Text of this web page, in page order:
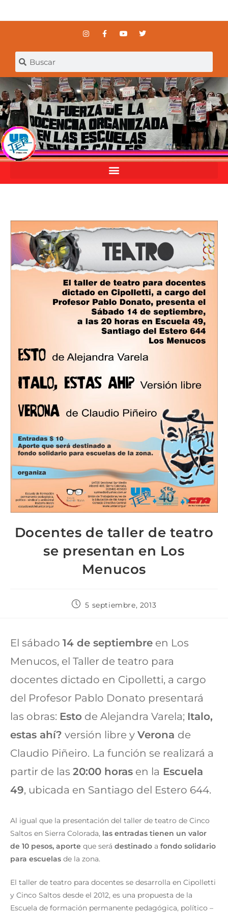
Docentes de taller de teatro
se presentan en Los
Menucos
5 septiembre, 2013
El sábado 14 de septiembre en Los
Menucos, el Taller de teatro para
docentes dictado en Cipolletti, a cargo
del Profesor Pablo Donato presentará
las obras: Esto de Alejandra Varela; Italo,
estas ahí? versión libre y Verona de
Claudio Piñeiro. La función se realizará a
partir de las 20:00 horas en la Escuela
49, ubicada en Santiago del Estero 644.
Al igual que la presentación del taller de teatro de Cinco
Saltos en Sierra Colorada, las entradas tienen un valor
de 10 pesos, aporte que será destinado a fondo solidario
para escuelas de la zona.
El taller de teatro para docentes se desarrolla en Cipolletti
y Cinco Saltos desde el 2012, es una propuesta de la
Escuela de formación permanente pedagógica, político –